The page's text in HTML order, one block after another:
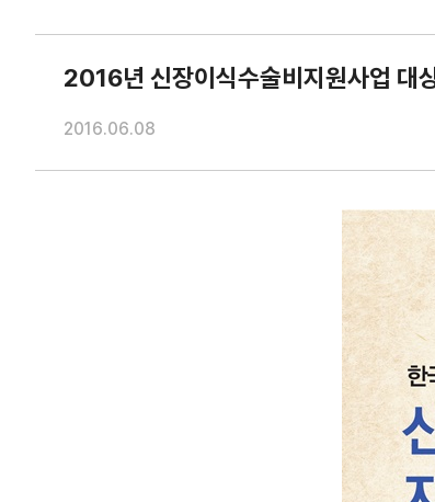
2016년 신장이식수술비지원사업 대
2016.06.08